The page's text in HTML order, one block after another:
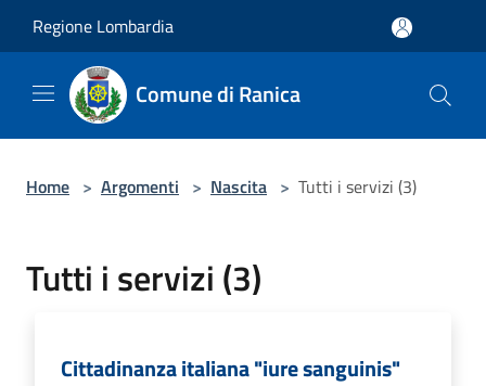
Regione Lombardia
Comune di Ranica
Home > Argomenti > Nascita > Tutti i servizi (3)
Tutti i servizi (3)
Cittadinanza italiana "iure sanguinis"